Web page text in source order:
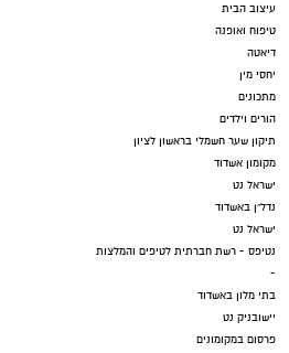
עיצוב הבית
טיפוח ואופנה
דיאטה
יחסי מין
מתכונים
הורים וילדים
תיקון שער חשמלי בראשון לציון
מקומון אשדוד
ישראל נט
נדל"ן באשדוד
ישראל נט
נטיפס - רשת חברתית לטיפים והמלצות
-
בתי מלון באשדוד
יישובניק נט
פרסום במקומונים